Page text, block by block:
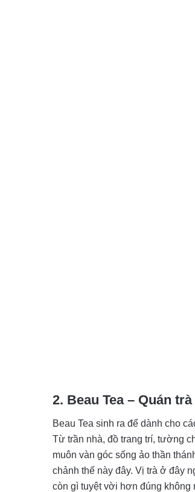
2. Beau Tea – Quán
Beau Tea sinh ra để dành cho
Từ trần nhà, đồ trang trí, tường
muôn vàn góc sống ảo thần
chảnh thế này đây. Vị trà ở đây
còn gì tuyệt vời hơn đúng không